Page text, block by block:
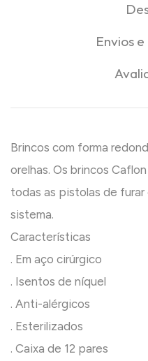
Envios
Brincos com forma
orelhas. Os brincos
todas as pistolas de furar
sistema.
Características
. Em aço cirúrgico
. Isentos de níquel
. Anti-alérgicos
. Esterilizados
. Caixa de 12 pares